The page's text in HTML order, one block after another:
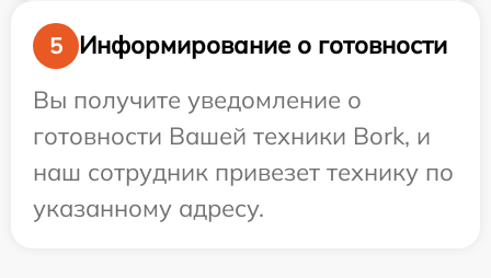
5
Информирование о готовности
Вы получите уведомление о
готовности Вашей техники Bork, и
наш сотрудник привезет технику по
указанному адресу.